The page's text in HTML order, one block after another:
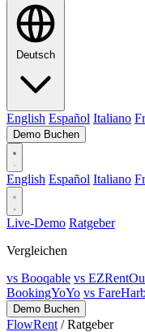
Deutsch
English Español Italiano
Demo Buchen
English Español Italiano
Live-Demo Ratgeber
Vergleichen
vs Booqable vs
BookingYoYo vs
Demo Buchen
FlowRent / Ratgeber